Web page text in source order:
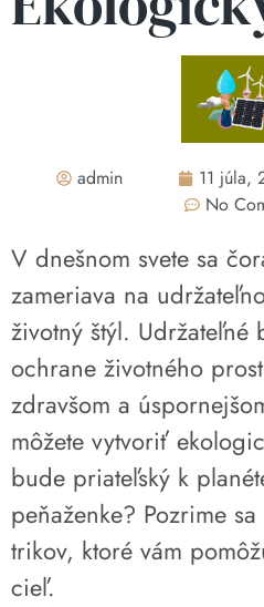
admin 11 júla,
No
V dnešnom svete sa
zameriava na
životný štýl.
ochrane životného
zdravšom a
môžete vytvoriť
bude priateľský k
peňaženke? Pozrime
trikov, ktoré vám
cieľ.